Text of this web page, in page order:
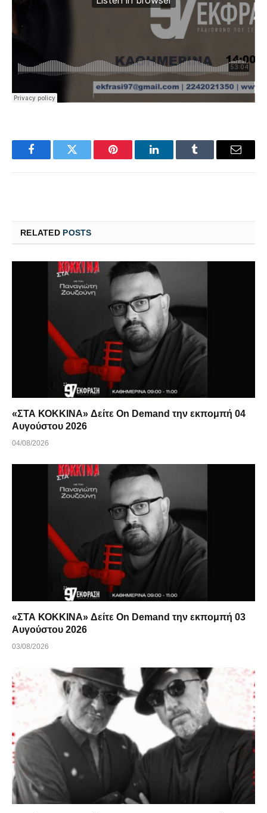
FacebookTwitter Pinterest LinkedInTumblr Email
RELATED POSTS
«ΣΤΑ ΚΟΚΚΙΝΑ» Δείτε On Demand την εκπομπή 04
Αυγούστου 2026
04/08/2026
«ΣΤΑ ΚΟΚΚΙΝΑ» Δείτε On Demand την εκπομπή 03
Αυγούστου 2026
03/08/2026